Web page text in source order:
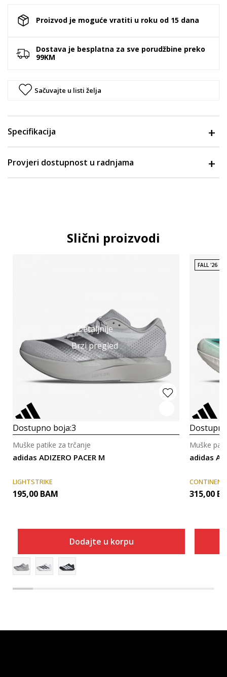
Proizvod je moguće vratiti u roku od 15 dana
Dostava je besplatna za sve porudžbine preko
99KM
Sačuvajte u listi želja
Specifikacija
Provjeri dostupnost u radnjama
Slični proizvodi
Detaljnije
Brzi pregled
Dostupno boja:3
adidas ADIZERO PACER M
Muške patike za trčanje
LIGHTSTRIKE
195,00 BAM
Dodajte u korpu
FALL '26
adidas
Muške
315,00